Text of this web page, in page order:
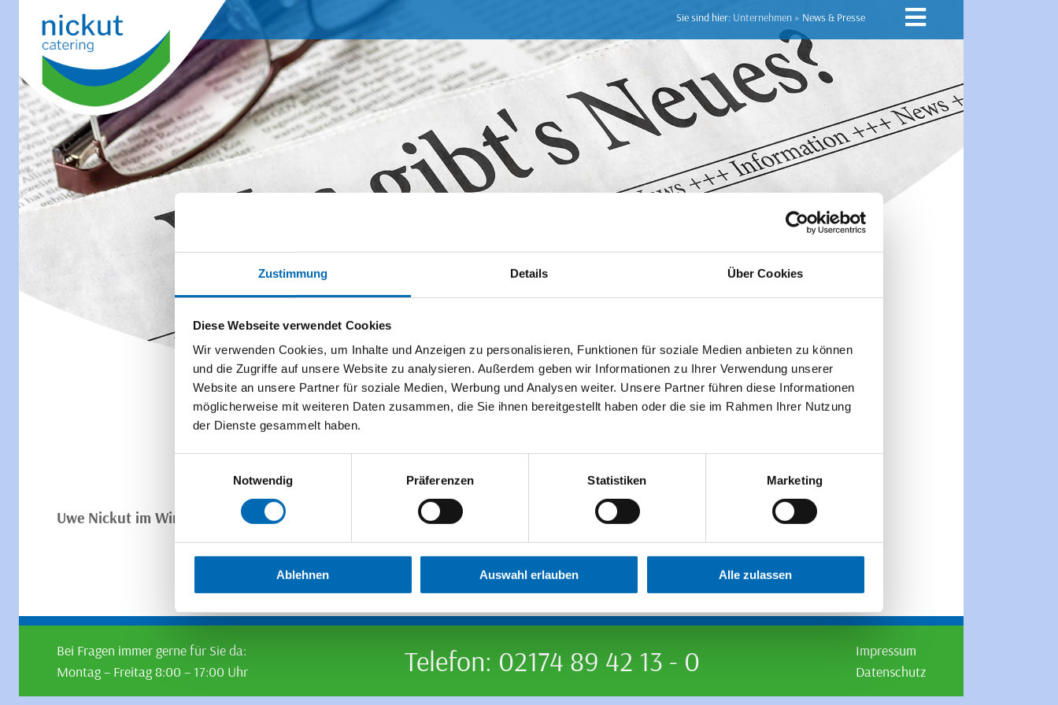
Zustimmung Details Über Cookies
Diese Webseite verwendet Cookies
Wir verwenden Cookies, um Inhalte und Anzeigen zu personalisieren, Funktionen für soziale Medien anbieten zu können
und die Zugriffe auf unsere Website zu analysieren. Außerdem geben wir Informationen zu Ihrer Verwendung unserer
Website an unsere Partner für soziale Medien, Werbung und Analysen weiter. Unsere Partner führen diese Informationen
möglicherweise mit weiteren Daten zusammen, die Sie ihnen bereitgestellt haben oder die sie im Rahmen Ihrer Nutzung
der Dienste gesammelt haben.
Notwendig
Präferenzen Statistiken Marketing
Ablehnen Auswahl erlauben Alle zulassen
Sie sind hier: Unternehmen » News & Presse
Wirtschaftsforum
Uwe Nickut im Wirtschaftsforum-Interview: „Für uns ist Regionalität das bessere Bio!“
Hierfinden Sie den ganzen Artikel.
Bei Fragen immer gerne für Sie da:
Montag – Freitag 8:00 – 17:00 Uhr
Telefon: 02174 89 42 13 - 0
Impressum
Datenschutz